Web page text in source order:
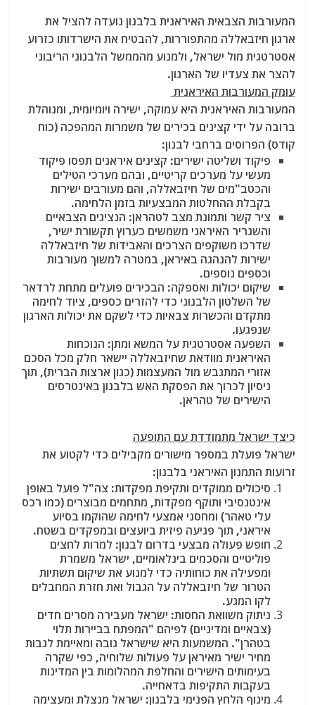
המעורבות הצבאית האיראנית בלבנון נועדה להציל את
ארגון חיזבאללה מהתפוררות, להבטיח את הישרדותו כזרוע
אסטרטגית מול ישראל, ולמנוע מהממשל הלבנוני הריבוני
להצר את צעדיו של הארגון.
עומק המעורבות האיראנית
המעורבות האיראנית היא עמוקה, ישירה ויומיומית, ומנוהלת
ברובה על ידי קצינים בכירים של משמרות המהפכה (כוח
קודס) הפרוסים ברחבי לבנון:
פיקוד ושליטה ישירים: קצינים איראנים תפסו פיקוד
מעשי על מערכים קריטיים, ובהם מערכי הטילים
והכטב"מים של חיזבאללה, והם מעורבים ישירות
בקבלת ההחלטות המבצעיות בזמן הלחימה.
ציר קשר ותמונת מצב לטהראן: הנציגים הצבאיים
והשגריר האיראני משמשים כערוץ תקשורת ישיר,
שדרכו משוקפים הצרכים והאבידות של חיזבאללה
ישירות להנהגה באיראן, במטרה למשוך מעורבות
וכספים נוספים.
שיקום יכולות ואספקה: הבכירים פועלים מתחת לרדאר
של השלטון הלבנוני כדי להזרים כספים, ציוד לחימה
מתקדם והכשרות צבאיות כדי לשקם את יכולות הארגון
שנפגעו.
השפעה אסטרטגית על המשא ומתן: הנוכחות
האיראנית מוודאת שחיזבאללה יישאר חלק מכל הסכם
אזורי המתגבש מול המעצמות (כגון ארצות הברית), תוך
ניסיון לכרוך את הפסקת האש בלבנון באינטרסים
הישירים של טהראן.
כיצד ישראל מתמודדת עם התופעה
ישראל פועלת במספר מישורים מקבילים כדי לקטוע את
זרועות התמנון האיראני בלבנון:
סיכולים ממוקדים ותקיפת מפקדות: צה"ל פועל באופן
אינטנסיבי ותוקף מפקדות, מתחמים מבוצרים (כמו רכס
עלי טאהר) ומחסני אמצעי לחימה שהוקמו בסיוע
איראני, תוך פגיעה פיזית ביועצים ובמפקדים בשטח.
חופש פעולה מבצעי בדרום לבנון: למרות לחצים
פוליטיים והסכמים בינלאומיים, ישראל משמרת
ומפעילה את כוחותיה כדי למנוע את שיקום תשתיות
הטרור של חיזבאללה על הגבול ואת חזרת המחבלים
לקו המגע.
ניתוק משוואת החסות: ישראל מעבירה מסרים חדים
(צבאיים ומדיניים) לפיהם "המפתח בביירות תלוי
בטהרן". המשמעות היא שישראל גובה ומאיימת לגבות
מחיר ישיר מאיראן על פעולות שלוחיה, כפי שקרה
בעימותים הישירים והחלפת המהלומות בין המדינות
בעקבות התקיפות בדאחייה.
מינוף הלחץ הפנימי בלבנון: ישראל מנצלת ומעצימה